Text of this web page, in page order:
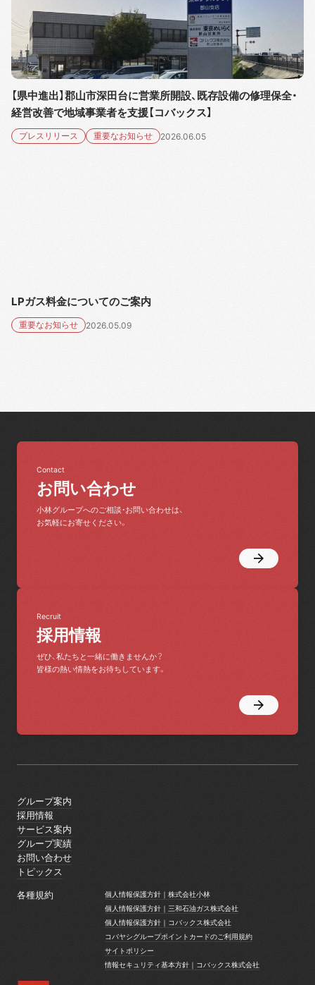
【県中進出】郡山市深田台に営業所開設、既存設備の修理保全・
経営改善で地域事業者を支援【コバックス】
プレスリリース 重要なお知らせ 2026.06.05
LPガス料金についてのご案内
重要なお知らせ 2026.05.09
お問い合わせ
Contact
小林グループへのご相談・お問い合わせは、
お気軽にお寄せください。
採用情報
Recruit
ぜひ、私たちと一緒に働きませんか？
皆様の熱い情熱をお待ちしています。
グループ案内
グループ案内
採用情報
採用情報
サービス案内
サービス案内
グループ実績
グループ実績
お問い合わせ
お問い合わせ
トピックス
各種規約
個人情報保護方針｜株式会社小林
個人情報保護方針｜株式会社小林
個人情報保護方針｜三和石油ガス株式会社
個人情報保護方針｜三和石油ガス株式会社
個人情報保護方針｜コバックス株式会社
個人情報保護方針｜コバックス株式会社
コバヤシグループポイントカードのご利用規約
コバヤシグループポイントカードのご利用規約
サイトポリシー
サイトポリシー
情報セキュリティ基本方針｜コバックス株式会社